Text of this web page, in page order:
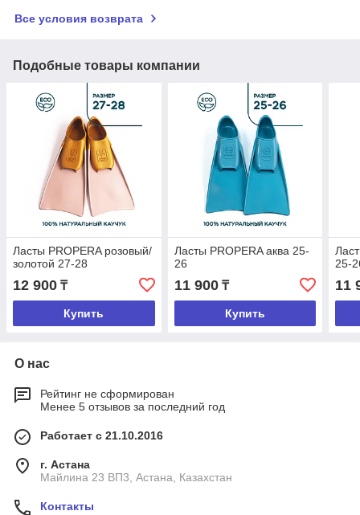
Все условия возврата
Подобные товары компании
Ласты PROPERA розовый/
золотой 27-28
12 900 ₸
Купить
Ласты PROPERA аква 25-
26
11 900₸
Купить
25-
11
О нас
Рейтинг не сформирован
Менее 5 отзывов за последний год
Работает с 21.10.2016
г. Астана
Майлина 23 ВП3, Астана, Казахстан
Контакты